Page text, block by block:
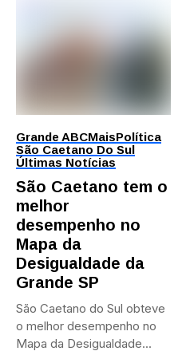
Grande ABCMaisPolítica
São Caetano Do Sul
Últimas Notícias
São Caetano tem o
melhor
desempenho no
Mapa da
Desigualdade da
Grande SP
São Caetano do Sul obteve
o melhor desempenho no
Mapa da Desigualdade...